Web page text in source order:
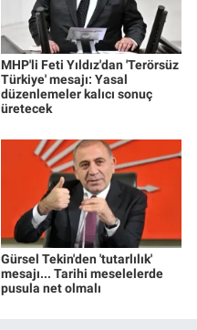
MHP'li Feti Yıldız'dan 'Terörsüz
Türkiye' mesajı: Yasal
düzenlemeler kalıcı sonuç
üretecek
Gürsel Tekin'den 'tutarlılık'
mesajı... Tarihi meselelerde
pusula net olmalı